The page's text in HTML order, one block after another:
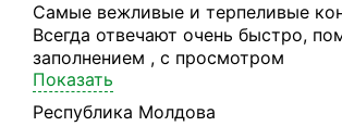
Самые вежливые и терпеливые
Всегда отвечают очень быстро,
заполнением , с просмотром
местонахождением посылки .
от 4 дней, все зависит от
страны. К самой службе нареканий
Показать
Республика Молдова